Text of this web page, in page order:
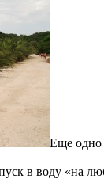
Еще одно
в воду «на